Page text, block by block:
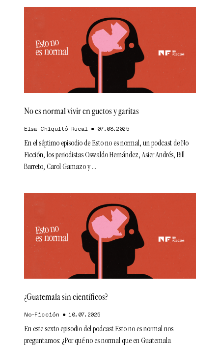
No es normal vivir en guetos y garitas
Elsa Chiquitó Rucal 07.08.2025
En el séptimo episodio de Esto no es normal, un podcast de No
Ficción, los periodistas Oswaldo Hernández, Asier Andrés, Bill
Barreto, Carol Gamazo y
¿Guatemala sin científicos?
No-Ficción 10.07.2025
En este sexto episodio del podcast Esto no es normal nos
preguntamos: ¿Por qué no es normal que en Guatemala